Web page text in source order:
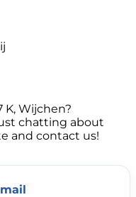
Wijchen?
chatting about
and contact us!